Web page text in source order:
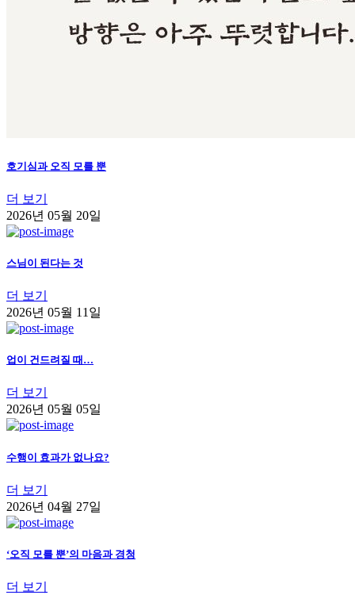
호기심과 오직 모를 뿐
더 보기
2026년 05월 20일
스님이 된다는 것
더 보기
2026년 05월 11일
업이 건드려질 때…
더 보기
2026년 05월 05일
수행이 효과가 없나요?
더 보기
2026년 04월 27일
‘오직 모를 뿐’의 마음과 경청
더 보기